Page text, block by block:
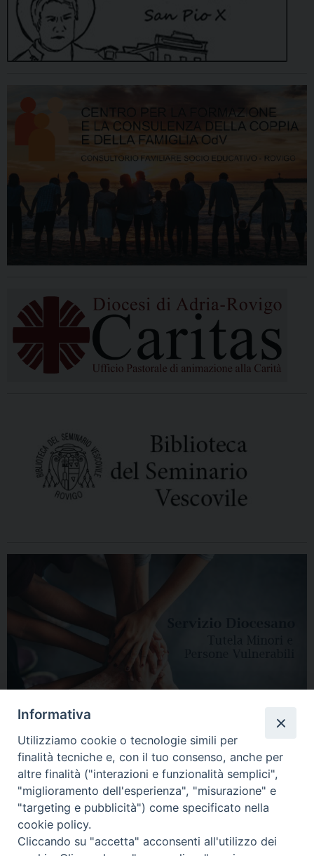
HOME DIOCESI VESCOVO CURIA VESCOVILE NEWS
APPUNTAMENTI CONTATTI SERVIZIO ANTENATI
Informativa
Utilizziamo cookie o tecnologie simili per
finalità tecniche e, con il tuo consenso, anche per
altre finalità ("interazioni e funzionalità semplici",
"miglioramento dell'esperienza", "misurazione" e
"targeting e pubblicità") come specificato nella
cookie policy.
Cliccando su "accetta" acconsenti all'utilizzo dei